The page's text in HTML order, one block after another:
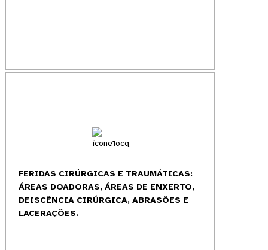
FERIDAS CIRÚRGICAS E TRAUMÁTICAS:
ÁREAS DOADORAS, ÁREAS DE ENXERTO,
DEISCÊNCIA CIRÚRGICA, ABRASÕES E
LACERAÇÕES.